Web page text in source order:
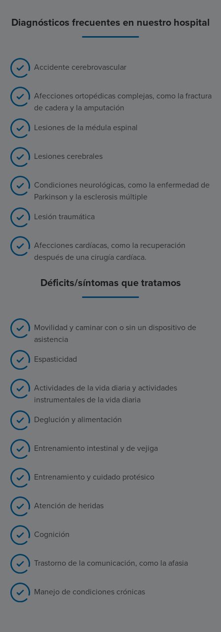
Diagnósticos frecuentes en nuestro hospital
Accidente cerebrovascular
Afecciones ortopédicas complejas, como la fractura
de cadera y la amputación
Lesiones de la médula espinal
Lesiones cerebrales
Condiciones neurológicas, como la enfermedad de
Parkinson y la esclerosis múltiple
Lesión traumática
Afecciones cardíacas, como la recuperación
después de una cirugía cardíaca.
Déficits/síntomas que tratamos
Movilidad y caminar con o sin un dispositivo de
asistencia
Espasticidad
Actividades de la vida diaria y actividades
instrumentales de la vida diaria
Deglución y alimentación
Entrenamiento intestinal y de vejiga
Entrenamiento y cuidado protésico
Atención de heridas
Cognición
Trastorno de la comunicación, como la afasia
Manejo de condiciones crónicas